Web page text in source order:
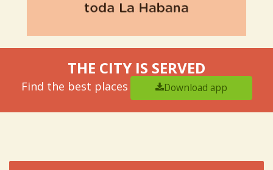
THE CITY IS SERVED
Find the best places Download app